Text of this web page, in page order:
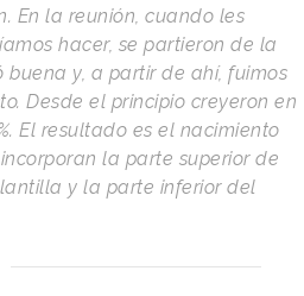
En la reunión, cuando les
hacer, se partieron de la
buena y, a partir de ahí, fuimos
Desde el principio creyeron en
El resultado es el nacimiento
la parte superior de
y la parte inferior del